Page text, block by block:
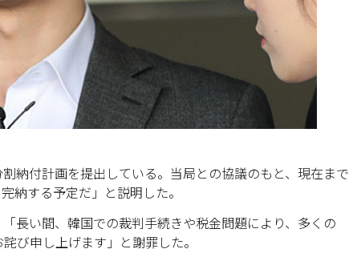
納付計画を提出している。当局との協議のもと、現在まで
納する予定だ」と説明した。
長い間、韓国での裁判手続きや税金問題により、多くの
び申し上げます」と謝罪した。